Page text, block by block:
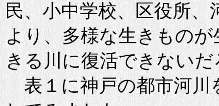
民、小中学校、区役所
より、多様な生きもの
きる川に復活できない
表１に神戸の都市河川